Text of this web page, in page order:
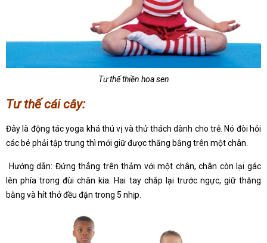
Tư thế thiền hoa sen
Tư thế cái cây:
Đây là động tác yoga khá thú vị và thử thách dành cho trẻ. Nó đòi hỏi
các bé phải tập trung thì mới giữ được thăng bằng trên một chân.
Hướng dẫn: Đứng thẳng trên thảm với một chân, chân còn lại gác
lên phía trong đùi chân kia. Hai tay chắp lại trước ngực, giữ thăng
bằng và hít thở đều đặn trong 5 nhịp.